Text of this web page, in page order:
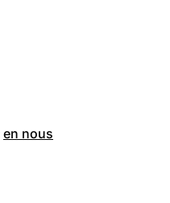
en nous